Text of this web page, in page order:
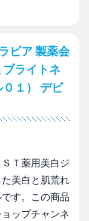
ビア 製薬会
ライトネ
１） デビ
Ｔ薬用美白ジ
美白と肌荒れ
す。この商品
ップチャンネ